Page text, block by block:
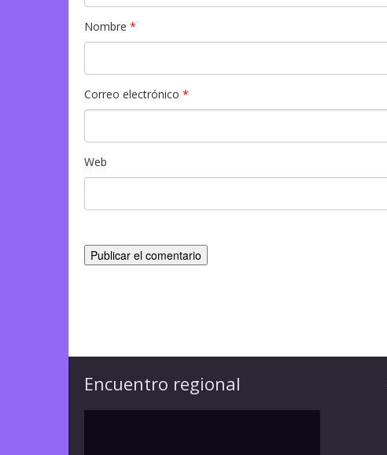
Nombre *
Correo electrónico *
Web
Encuentro regional